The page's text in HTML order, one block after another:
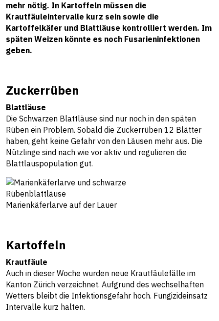
mehr nötig. In Kartoffeln müssen die
Krautfäuleintervalle kurz sein sowie die
Kartoffelkäfer und Blattläuse kontrolliert werden. Im
späten Weizen könnte es noch Fusarieninfektionen
geben.
Zuckerrüben
Blattläuse
Die Schwarzen Blattläuse sind nur noch in den späten
Rüben ein Problem. Sobald die Zuckerrüben 12 Blätter
haben, geht keine Gefahr von den Läusen mehr aus. Die
Nützlinge sind nach wie vor aktiv und regulieren die
Blattlauspopulation gut.
Marienkäferlarve auf der Lauer
Kartoffeln
Krautfäule
Auch in dieser Woche wurden neue Krautfäulefälle im
Kanton Zürich verzeichnet. Aufgrund des wechselhaften
Wetters bleibt die Infektionsgefahr hoch. Fungizideinsatz
Intervalle kurz halten.